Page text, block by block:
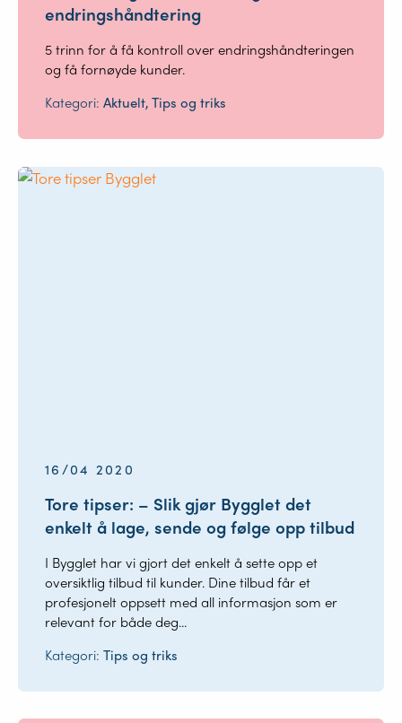
endringshåndtering
5 trinn for å få kontroll over endringshåndteringen
og få fornøyde kunder.
Kategori:Aktuelt, Tips og triks
16/04 2020
Tore tipser: – Slik gjør Bygglet det
enkelt å lage, sende og følge opp tilbud
I Bygglet har vi gjort det enkelt å sette opp et
oversiktlig tilbud til kunder. Dine tilbud får et
profesjonelt oppsett med all informasjon som er
relevant for både deg...
Kategori:Tips og triks